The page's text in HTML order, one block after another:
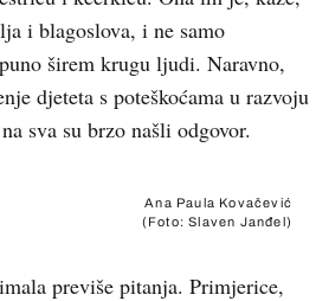
i blagoslova, i ne samo
širem krugu ljudi. Naravno,
djeteta s poteškoćama u razvoju
sva su brzo našli odgovor.
Ana Paula Kovačević
(Foto: Slaven Janđel)
previše pitanja. Primjerice,